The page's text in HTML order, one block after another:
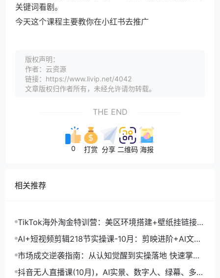
关键词看剧。
今天这个课程主要教你在小红书去推广
版权声明：
作者：云资源
链接：https://www.livip.net/4042
文章版权归作者所有，未经允许请勿转载。
THE END
0 打赏 分享 二维码 海报
相关推荐
TikTok海外淘金特训营：美区环境搭建+壁纸挂链接
+剪映数字人，月入1.5万
AI+短视频剪辑218节实操课-10月：剪映进阶+AI文案
生成+账号运营，月入2万
市场成交逆袭指南：从认知觉醒到实操落地 快速掌握
市场开拓与成交核心能力
抖音无人直播课(10月)，AI实景、数字人、绿幕、多种